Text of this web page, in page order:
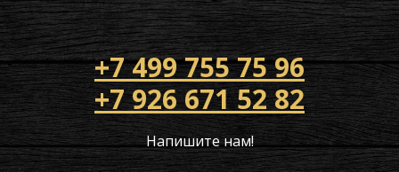
+7 499 755 75 96
+7 926 671 52 82
Напишите нам!